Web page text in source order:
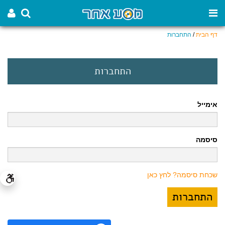
דף הבית/ התחברות
התחברות
אימייל
סיסמה
שכחת סיסמה? לחץ כאן